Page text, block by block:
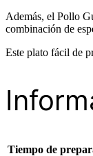
Además, el Pollo
combinación de
Este plato fácil de
Tiempo de